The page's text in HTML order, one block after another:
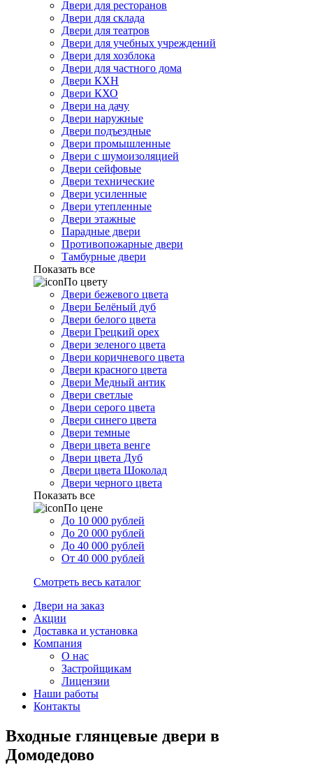
Двери для ресторанов
Двери для склада
Двери для театров
Двери для учебных учреждений
Двери для хозблока
Двери для частного дома
Двери КХН
Двери КХО
Двери на дачу
Двери наружные
Двери подъездные
Двери промышленные
Двери с шумоизоляцией
Двери сейфовые
Двери технические
Двери усиленные
Двери утепленные
Двери этажные
Парадные двери
Противопожарные двери
Тамбурные двери
Показать все
По цвету
Двери бежевого цвета
Двери Белёный дуб
Двери белого цвета
Двери Грецкий орех
Двери зеленого цвета
Двери коричневого цвета
Двери красного цвета
Двери Медный антик
Двери светлые
Двери серого цвета
Двери синего цвета
Двери темные
Двери цвета венге
Двери цвета Дуб
Двери цвета Шоколад
Двери черного цвета
Показать все
По цене
До 10 000 рублей
До 20 000 рублей
До 40 000 рублей
От 40 000 рублей
Смотреть весь каталог
Двери на заказ
Акции
Доставка и установка
Компания
О нас
Застройщикам
Лицензии
Наши работы
Контакты
Входные глянцевые двери в
Домодедово